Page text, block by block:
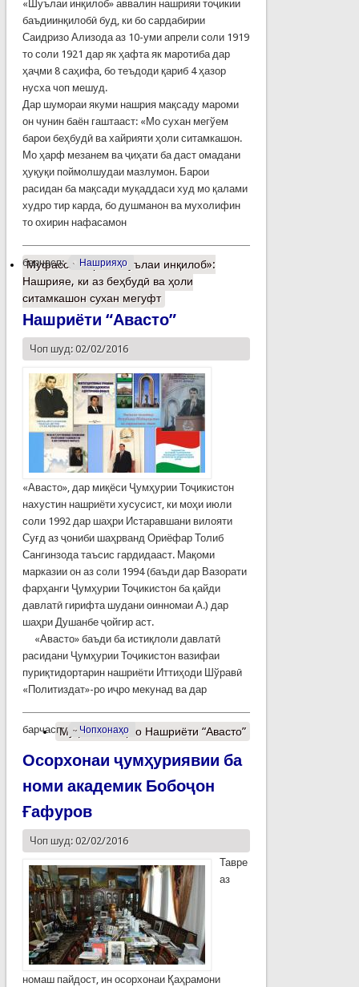
«Шуълаи инқилоб» аввалин нашрияи тоҷикии
баъдиинқилобӣ буд, ки бо сардабирии
Саидризо Ализода аз 10-уми апрели соли 1919
то соли 1921 дар як ҳафта як маротиба дар
ҳаҷми 8 саҳифа, бо теъдоди қариб 4 ҳазор
нусха чоп мешуд.
Дар шумораи якуми нашрия мақсаду мароми
он чунин баён гаштааст: «Мо сухан мегўем
барои беҳбудӣ ва хайрияти ҳоли ситамкашон.
Мо ҳарф мезанем ва ҷиҳати ба даст омадани
ҳуқуқи поймолшудаи мазлумон. Барои
расидан ба мақсади муқаддаси худ мо қалами
худро тир карда, бо душманон ва мухолифин
то охирин нафасамон
барчасп: Нашрияҳо
Муфассалтаро «Шуълаи инқилоб»:
Нашрияе, ки аз беҳбудӣ ва ҳоли
ситамкашон сухан мегуфт
Нашриёти “Авасто”
Чоп шуд: 02/02/2016
«Авасто», дар миқёси Ҷумҳурии Тоҷикистон
нахустин нашриёти хусусист, ки моҳи июли
соли 1992 дар шаҳри Истаравшани вилояти
Суғд аз ҷониби шаҳрванд Ориёфар Толиб
Сангинзода таъсис гардидааст. Мақоми
марказии он аз соли 1994 (баъди дар Ва­­зо­ра­ти
фарҳанги Ҷум­ҳу­рии Тоҷикистон ба қайди
давлатӣ гирифта шудани оин­но­маи А.) дар
шаҳри Душанбе ҷойгир аст.
«Авасто» баъди ба истиқлоли давлатӣ
расидани Ҷумҳу­рии То­ҷи­кистон вазифаи
пуриқ­ти­дортарин нашриёти Иттиҳоди Шўравӣ
«Политиздат»-ро иҷро мекунад ва дар
барчасп: Чопхонаҳо
Муфассалтар о Нашриёти “Авасто”
Осорхонаи ҷумҳуриявии ба
номи академик Бобоҷон
Ғафуров
Чоп шуд: 02/02/2016
Тавре
аз
номаш пайдост, ин осорхонаи Қаҳрамони